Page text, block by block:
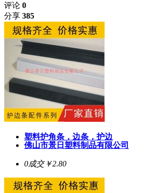
评论 0
分享 385
塑料护角条，边条，护边
佛山市景日塑料制品有限公司
0成交￥2.80